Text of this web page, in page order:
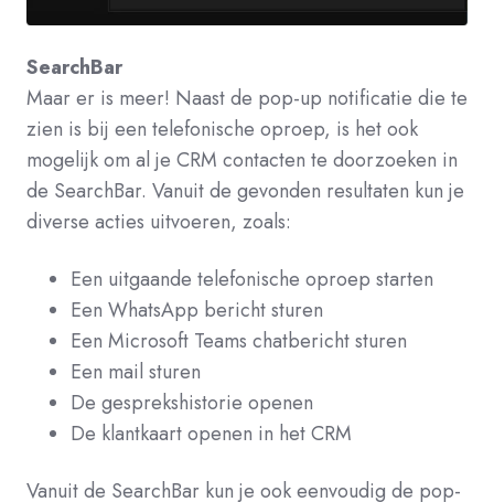
SearchBar
Maar er is meer! Naast de pop-up notificatie die te
zien is bij een telefonische oproep, is het ook
mogelijk om al je CRM contacten te doorzoeken in
de SearchBar. Vanuit de gevonden resultaten kun je
diverse acties uitvoeren, zoals:
Een uitgaande telefonische oproep starten
Een WhatsApp bericht sturen
Een Microsoft Teams chatbericht sturen
Een mail sturen
De gesprekshistorie openen
De klantkaart openen in het CRM
Vanuit de SearchBar kun je ook eenvoudig de pop-